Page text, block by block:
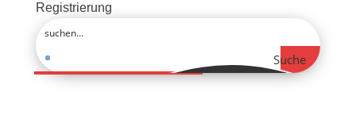
Registrierung
Suche